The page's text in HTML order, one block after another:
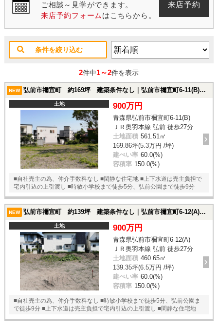
ご相談～見学ができます。
来店予約フォーム はこちらから。
来店予約
条件を絞り込む
2件中1～2件を表示
NEW 弘前市禰宜町 約169坪 建築条件なし｜弘前市禰宜町6-11(B)の土地
土地 900万円
青森県弘前市禰宜町6-11(B)
ＪＲ奥羽本線 弘前 徒歩27分
土地面積 561.51㎡
169.86坪(5.3万円 /坪)
建ぺい率 60.0(%)
容積率 150.0(%)
■自社売主の為、仲介手数料なし ■閑静な住宅地 ■上下水道は売主負担で
宅内引込の上引渡し ■時敏小学校まで徒歩5分、弘前公園まで徒歩9分
NEW 弘前市禰宜町 約139坪 建築条件なし｜弘前市禰宜町6-12(A)の土地
土地 900万円
青森県弘前市禰宜町6-12(A)
ＪＲ奥羽本線 弘前 徒歩27分
土地面積 460.65㎡
139.35坪(6.5万円 /坪)
建ぺい率 60.0(%)
容積率 150.0(%)
■自社売主の為、仲介手数料なし ■時敏小学校まで徒歩5分、弘前公園ま
で徒歩9分 ■上下水道は売主負担で宅内引込の上引渡し ■閑静な住宅地